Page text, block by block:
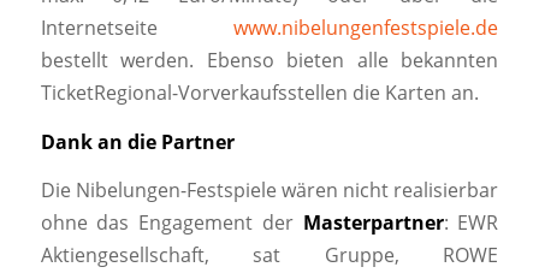
Internetseitewww.nibelungenfestspiele.de
bestellt werden. Ebenso bieten alle bekannten
TicketRegional-Vorverkaufsstellen die Karten an.
Dank an die Partner
Die Nibelungen-Festspiele wären nicht realisierbar
ohne das Engagement der Masterpartner: EWR
Aktiengesellschaft, sat Gruppe, ROWE